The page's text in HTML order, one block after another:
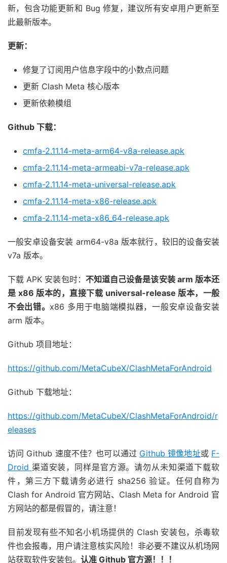
新，包含功能更新和 Bug 修复，建议所有安卓用户更新至
此最新版本。
更新：
修复了订阅用户信息字段中的小数点问题
更新 Clash Meta 核心版本
更新依赖模组
Github 下载：
cmfa-2.11.14-meta-arm64-v8a-release.apk
cmfa-2.11.14-meta-armeabi-v7a-release.apk
cmfa-2.11.14-meta-universal-release.apk
cmfa-2.11.14-meta-x86-release.apk
cmfa-2.11.14-meta-x86_64-release.apk
一般安卓设备安装 arm64-v8a 版本就行，较旧的设备安装
v7a 版本。
下载 APK 安装包时： 不知道自己设备是该安装 arm 版本还
是 x86 版本的，直接下载 universal-release 版本，一般
不会出错。 x86 多用于电脑端模拟器，一般安卓设备安装
arm 版本。
Github 项目地址：
https://github.com/MetaCubeX/ClashMetaForAndroid
Github 下载地址：
https://github.com/MetaCubeX/ClashMetaForAndroid/r
eleases
访问 Github 速度不佳？也可以通过 Github 镜像地址或 F-
Droid 渠道安装，同样是官方源。请勿从未知渠道下载软
件，第三方下载请务必进行 sha256 验证。任何自称为
Clash for Android 官方网站、Clash Meta for Android 官
方网站的都是假冒的，请注意！
目前发现有些不知名小机场提供的 Clash 安装包，杀毒软
件也会报毒，用户请注意核实风险！非必要不建议从机场网
站获取软件安装包。 认准 Github 官方源！！！